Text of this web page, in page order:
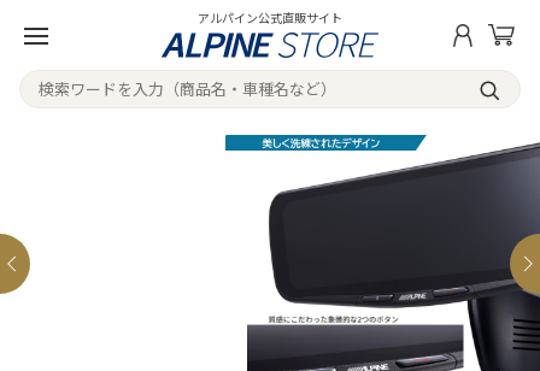
アルパイン公式直販サイト